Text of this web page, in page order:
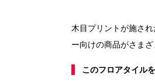
木目プリントが施さ
ー向けの商品がさま
このフロアタイル